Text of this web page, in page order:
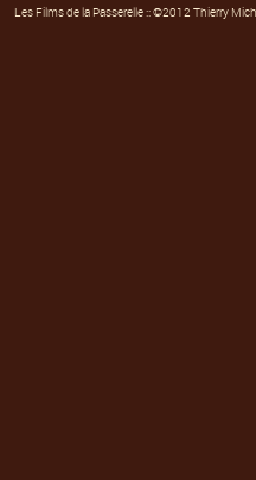
Les Films de la Passerelle:: ©2012 Thierry